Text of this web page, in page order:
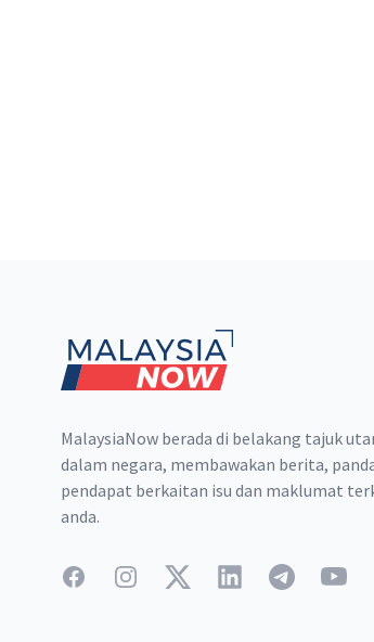
MalaysiaNow berada di belakang tajuk
dalam negara, membawakan berita,
pendapat berkaitan isu dan maklumat
anda.
FacebookInstagramTwitterLinkedInTelegram